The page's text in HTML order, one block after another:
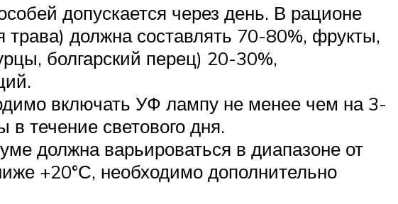
допускается через день. В рационе
трава) должна составлять 70-80%, фрукты,
болгарский перец) 20-30%,
включать УФ лампу не менее чем на 3-
течение светового дня.
должна варьироваться в диапазоне от
+20°С, необходимо дополнительно